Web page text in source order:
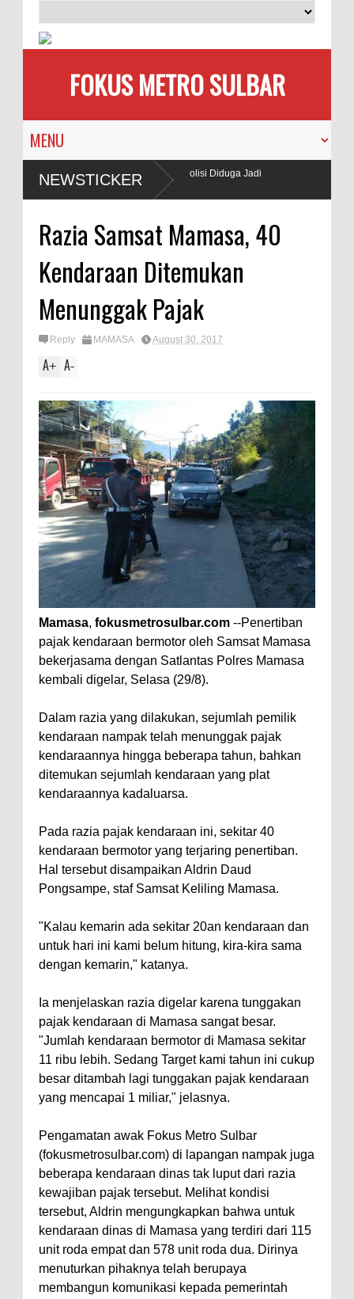
FOKUS METRO SULBAR
NEWSTICKER
BBM Subsidi, Oknum TNI dan Polisi Diduga Jadi
Razia Samsat Mamasa, 40
Kendaraan Ditemukan
Menunggak Pajak
Reply MAMASA August 30, 2017
A+ A-
Mamasa, fokusmetrosulbar.com --Penertiban
pajak kendaraan bermotor oleh Samsat Mamasa
bekerjasama dengan Satlantas Polres Mamasa
kembali digelar, Selasa (29/8).
Dalam razia yang dilakukan, sejumlah pemilik
kendaraan nampak telah menunggak pajak
kendaraannya hingga beberapa tahun, bahkan
ditemukan sejumlah kendaraan yang plat
kendaraannya kadaluarsa.
Pada razia pajak kendaraan ini, sekitar 40
kendaraan bermotor yang terjaring penertiban.
Hal tersebut disampaikan Aldrin Daud
Pongsampe, staf Samsat Keliling Mamasa.
"Kalau kemarin ada sekitar 20an kendaraan dan
untuk hari ini kami belum hitung, kira-kira sama
dengan kemarin," katanya.
Ia menjelaskan razia digelar karena tunggakan
pajak kendaraan di Mamasa sangat besar.
"Jumlah kendaraan bermotor di Mamasa sekitar
11 ribu lebih. Sedang Target kami tahun ini cukup
besar ditambah lagi tunggakan pajak kendaraan
yang mencapai 1 miliar," jelasnya.
Pengamatan awak Fokus Metro Sulbar
(fokusmetrosulbar.com) di lapangan nampak juga
beberapa kendaraan dinas tak luput dari razia
kewajiban pajak tersebut. Melihat kondisi
tersebut, Aldrin mengungkapkan bahwa untuk
kendaraan dinas di Mamasa yang terdiri dari 115
unit roda empat dan 578 unit roda dua. Dirinya
menuturkan pihaknya telah berupaya
membangun komunikasi kepada pemerintah